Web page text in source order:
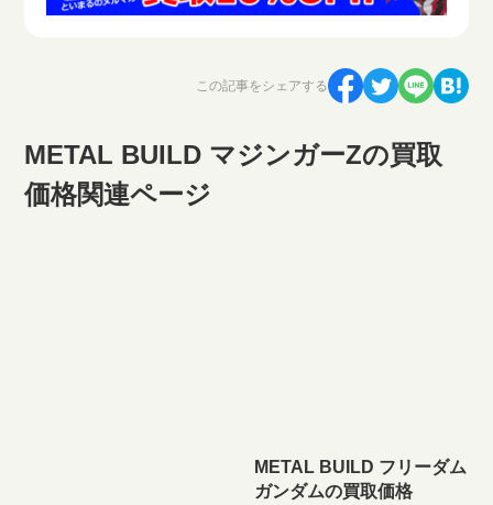
この記事をシェアする
METAL BUILD マジンガーZの買取
価格関連ページ
METAL BUILD フリーダム
ガンダムの買取価格